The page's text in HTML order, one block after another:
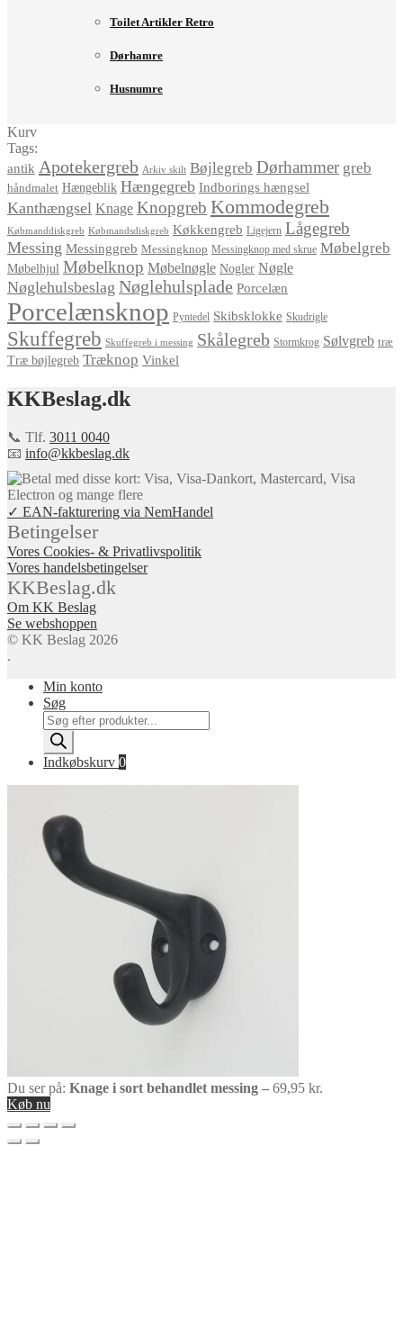
Toilet Artikler Retro
Dørhamre
Husnumre
Kurv
Tags:
antik Apotekergreb Arkiv skilt Bøjlegreb Dørhammer greb
håndmalet Hængeblik Hængegreb Indborings hængsel
Kanthængsel Knage Knopgreb Kommodegreb
Købmanddiskgreb Købmandsdiskgreb Køkkengreb Ligejern Lågegreb
Messing Messinggreb Messingknop Messingknop med skrue Møbelgreb
Møbelhjul Møbelknop Møbelnøgle Nogler Nøgle
Nøglehulsbeslag Nøglehulsplade Porcelæn
Porcelænsknop Pyntedel Skibsklokke Skudrigle
Skuffegreb Skuffegreb i messing Skålegreb Stormkrog Sølvgreb træ
Træ bøjlegreb Træknop Vinkel
KKBeslag.dk
📞 Tlf. 3011 0040
📧 info@kkbeslag.dk
✓ EAN-fakturering via NemHandel
Betingelser
Vores Cookies- & Privatlivspolitik
Vores handelsbetingelser
KKBeslag.dk
Om KK Beslag
Se webshoppen
© KK Beslag 2026
.
Min konto
Søg
Products
search
Indkøbskurv 0
Du ser på: Knage i sort behandlet messing – 69,95 kr.
Køb nu